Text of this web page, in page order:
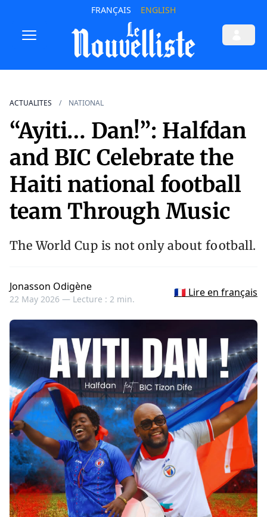
FRANÇAIS ENGLISH
ACTUALITES NATIONAL
“Ayiti… Dan!”: Halfdan
and BIC Celebrate the
Haiti national football
team Through Music
The World Cup is not only about football.
Jonasson Odigène
22 May 2026 — Lecture : 2 min.
🇫🇷 Lire en français